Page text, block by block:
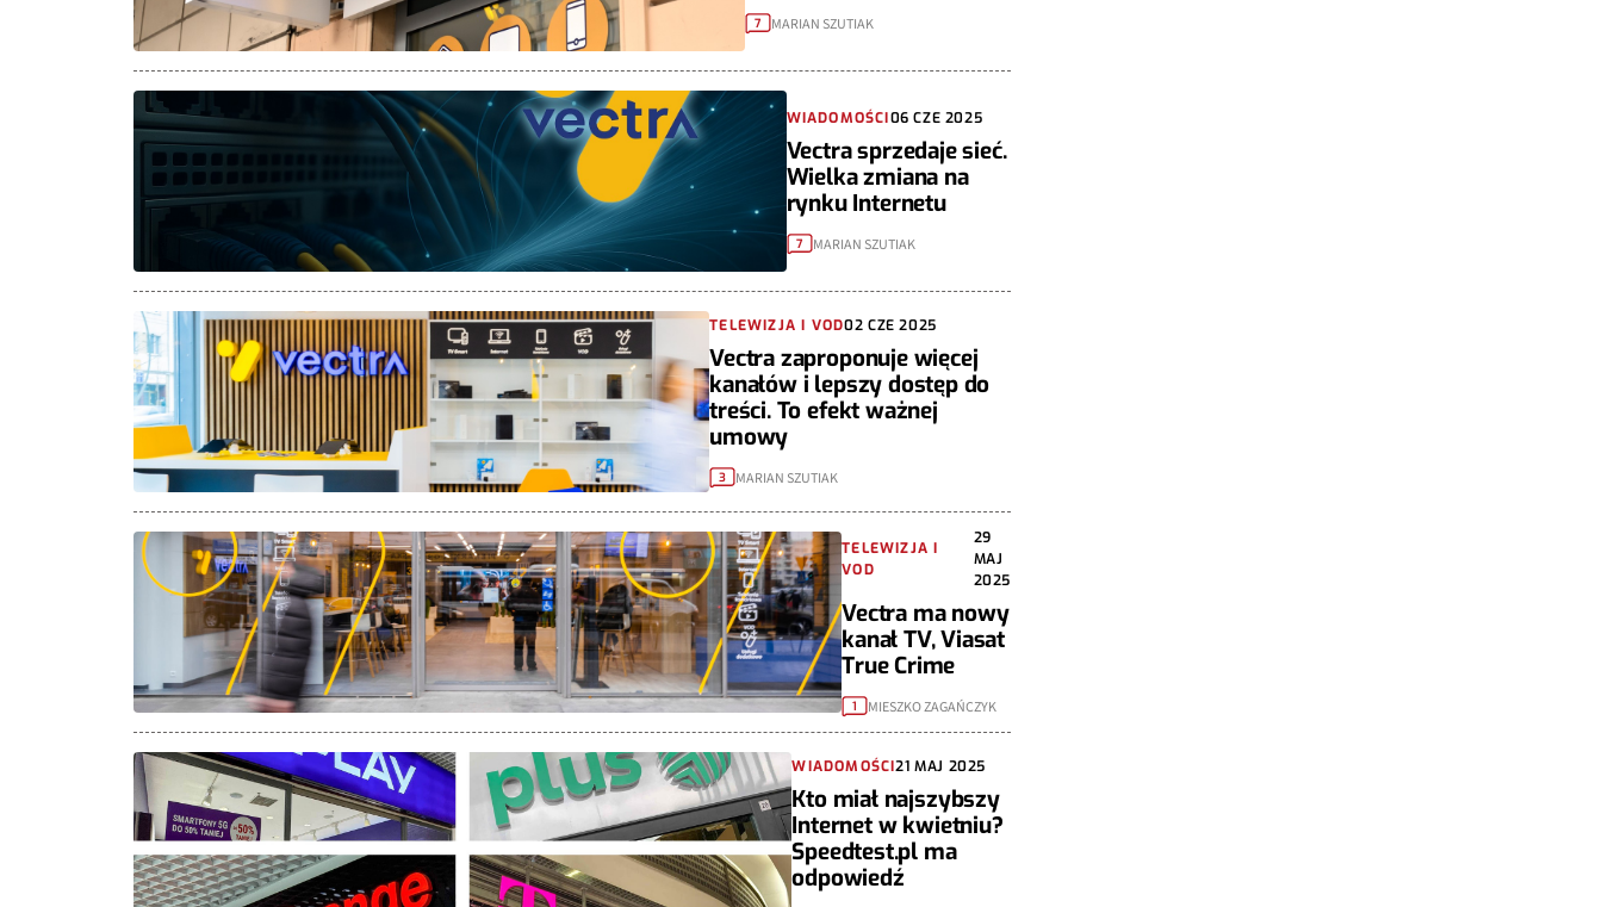
7 MARIAN SZUTIAK
WIADOMOŚCI06 CZE 2025
Vectra sprzedaje sieć.
Wielka zmiana na
rynku Internetu
7 MARIAN SZUTIAK
TELEWIZJA I VOD02 CZE 2025
Vectra zaproponuje więcej
kanałów i lepszy dostęp do
treści. To efekt ważnej
umowy
3 MARIAN SZUTIAK
TELEWIZJA I
VOD
29
MAJ
2025
Vectra ma nowy
kanał TV, Viasat
True Crime
1 MIESZKO ZAGAŃCZYK
WIADOMOŚCI21 MAJ 2025
Kto miał najszybszy
Internet w kwietniu?
Speedtest.pl ma
odpowiedź